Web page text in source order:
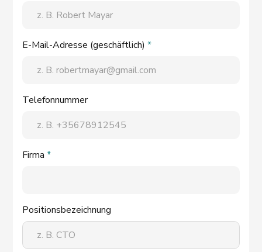
E-Mail-Adresse (geschäftlich)*
Telefonnummer
Firma*
Positionsbezeichnung